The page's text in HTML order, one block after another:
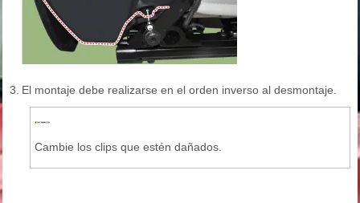
3. El montaje debe realizarse en el orden inverso al desmontaje.
Cambie los clips que estén dañados.